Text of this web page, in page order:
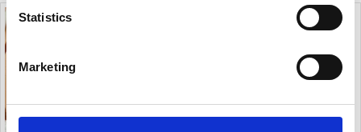
Statistics
Marketing